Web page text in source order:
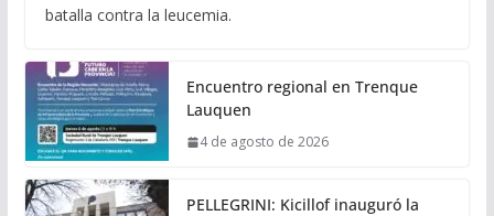
batalla contra la leucemia.
Encuentro regional en Trenque
Lauquen
4 de agosto de 2026
PELLEGRINI: Kicillof inauguró la